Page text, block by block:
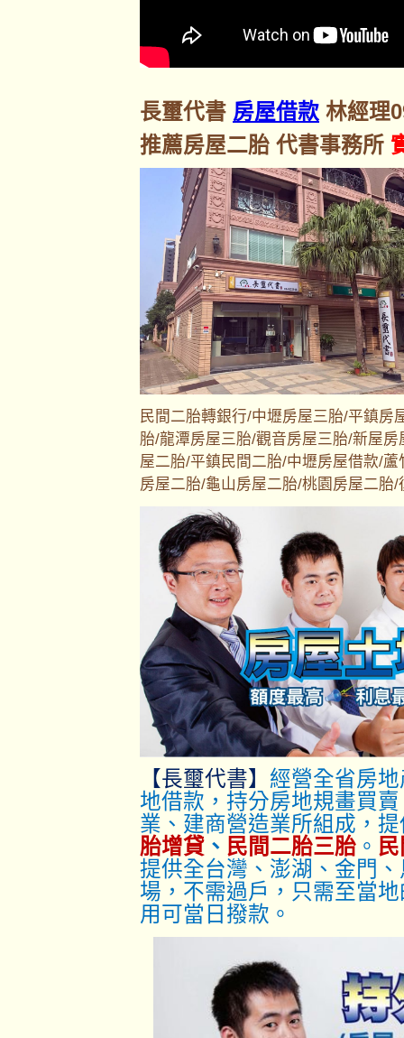
長璽代書 房屋借款 林經理
推薦房屋二胎 代書事務所
民間二胎轉銀行/中壢房屋三胎/平鎮房
胎/龍潭房屋三胎/觀音房屋三胎/新屋
屋二胎/平鎮民間二胎/中壢房屋借款/
房屋二胎/龜山房屋二胎/桃園房屋二胎/
【長璽代書】 經營全省房
地借款，持分房地規畫買
業、建商營造業所組成，
胎增貸 、 民間二胎三胎 。
提供全台灣、澎湖、金門
場，不需過戶，只需至當
用可當日撥款。